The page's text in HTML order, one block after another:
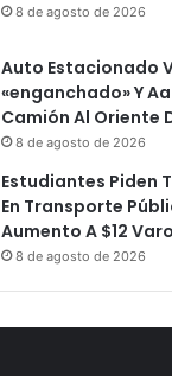
8 de agosto de 2026
Auto Estacionado
«enganchado» Y
Camión Al Oriente
8 de agosto de 2026
Estudiantes Piden
En Transporte
Aumento A $12
8 de agosto de 2026